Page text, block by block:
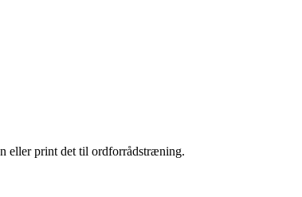
eller print det til ordforrådstræning.